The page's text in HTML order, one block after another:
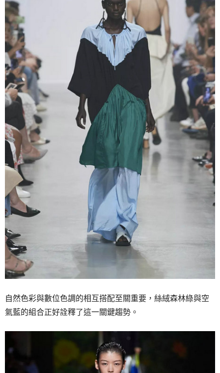
自然色彩與數位色調的相互搭配至關重要，絲絨森林綠與空
氣藍的組合正好詮釋了這一關鍵趨勢。